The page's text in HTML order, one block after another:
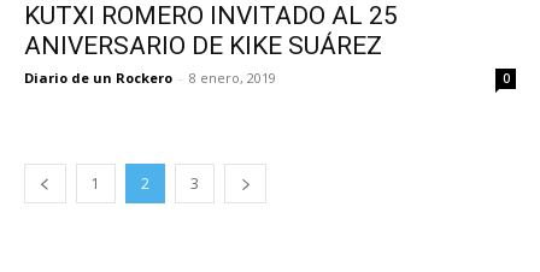
KUTXI ROMERO INVITADO AL 25
ANIVERSARIO DE KIKE SUÁREZ
Diario de un Rockero - 8 enero, 2019 0
1 2 3